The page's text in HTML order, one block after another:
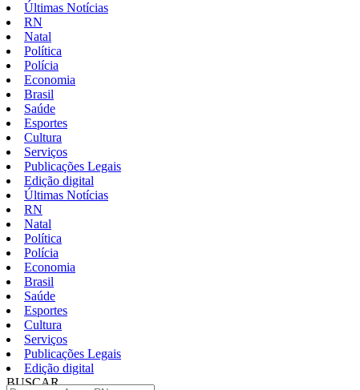
Últimas Notícias
RN
Natal
Política
Polícia
Economia
Brasil
Saúde
Esportes
Cultura
Serviços
Publicações Legais
Edição digital
Últimas Notícias
RN
Natal
Política
Polícia
Economia
Brasil
Saúde
Esportes
Cultura
Serviços
Publicações Legais
Edição digital
BUSCAR